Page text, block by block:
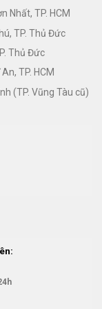
Nhất, TP. HCM
TP. Thủ Đức
Thủ Đức
TP. HCM
(TP. Vũng Tàu cũ)